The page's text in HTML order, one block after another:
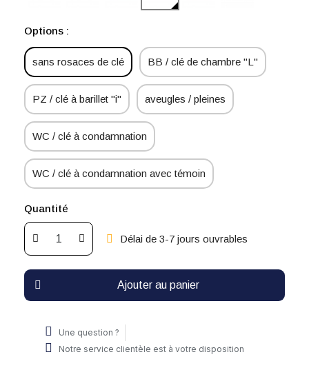
Options :
sans rosaces de clé BB / clé de chambre "L"
PZ / clé à barillet "i" aveugles / pleines
WC / clé à condamnation
WC / clé à condamnation avec témoin
Quantité
Délai de 3-7 jours ouvrables
Ajouter au panier
Une question ?
Notre service clientèle est à votre disposition